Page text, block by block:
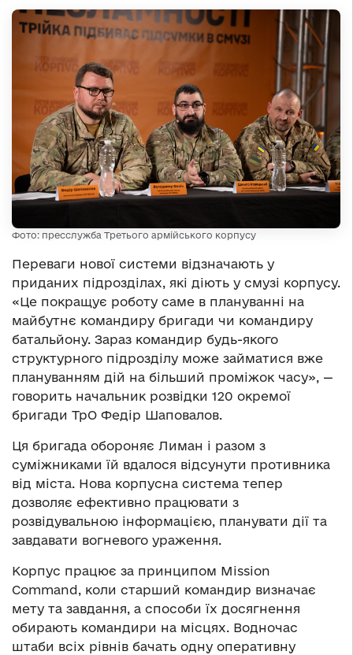
Фото: пресслужба Третього армійського корпусу
Переваги нової системи відзначають у
приданих підрозділах, які діють у смузі корпусу.
«Це покращує роботу саме в плануванні на
майбутнє командиру бригади чи командиру
батальйону. Зараз командир будь-якого
структурного підрозділу може займатися вже
плануванням дій на більший проміжок часу», —
говорить начальник розвідки 120 окремої
бригади ТрО Федір Шаповалов.
Ця бригада обороняє Лиман і разом з
суміжниками їй вдалося відсунути противника
від міста. Нова корпусна система тепер
дозволяє ефективно працювати з
розвідувальною інформацією, планувати дії та
завдавати вогневого ураження.
Корпус працює за принципом Mission
Command, коли старший командир визначає
мету та завдання, а способи їх досягнення
обирають командири на місцях. Водночас
штаби всіх рівнів бачать одну оперативну